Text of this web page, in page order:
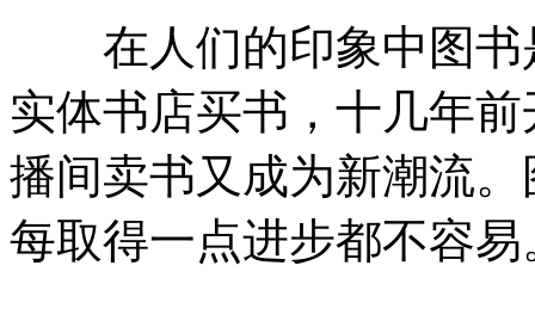
在人们的印象中图书
实体书店买书，十几年
播间卖书又成为新潮流
每取得一点进步都不容易